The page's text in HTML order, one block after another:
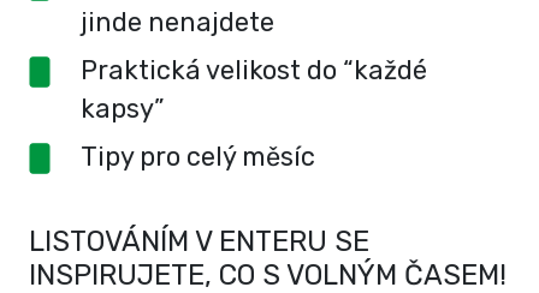
jinde nenajdete
Praktická velikost do “každé
kapsy”
Tipy pro celý měsíc
LISTOVÁNÍM V ENTERU SE
INSPIRUJETE, CO S VOLNÝM ČASEM!